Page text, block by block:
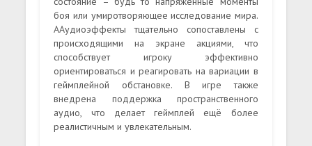
боя или умиротворяющее исследование мира.
ААудиоэффекты тщательно сопоставлены с
происходящими на экране акциями, что
способствует игроку эффективно
ориентироваться и реагировать на вариации в
геймплейной обстановке. В игре также
внедрена поддержка пространственного
аудио, что делает геймплей ещё более
реалистичным и увлекательным.